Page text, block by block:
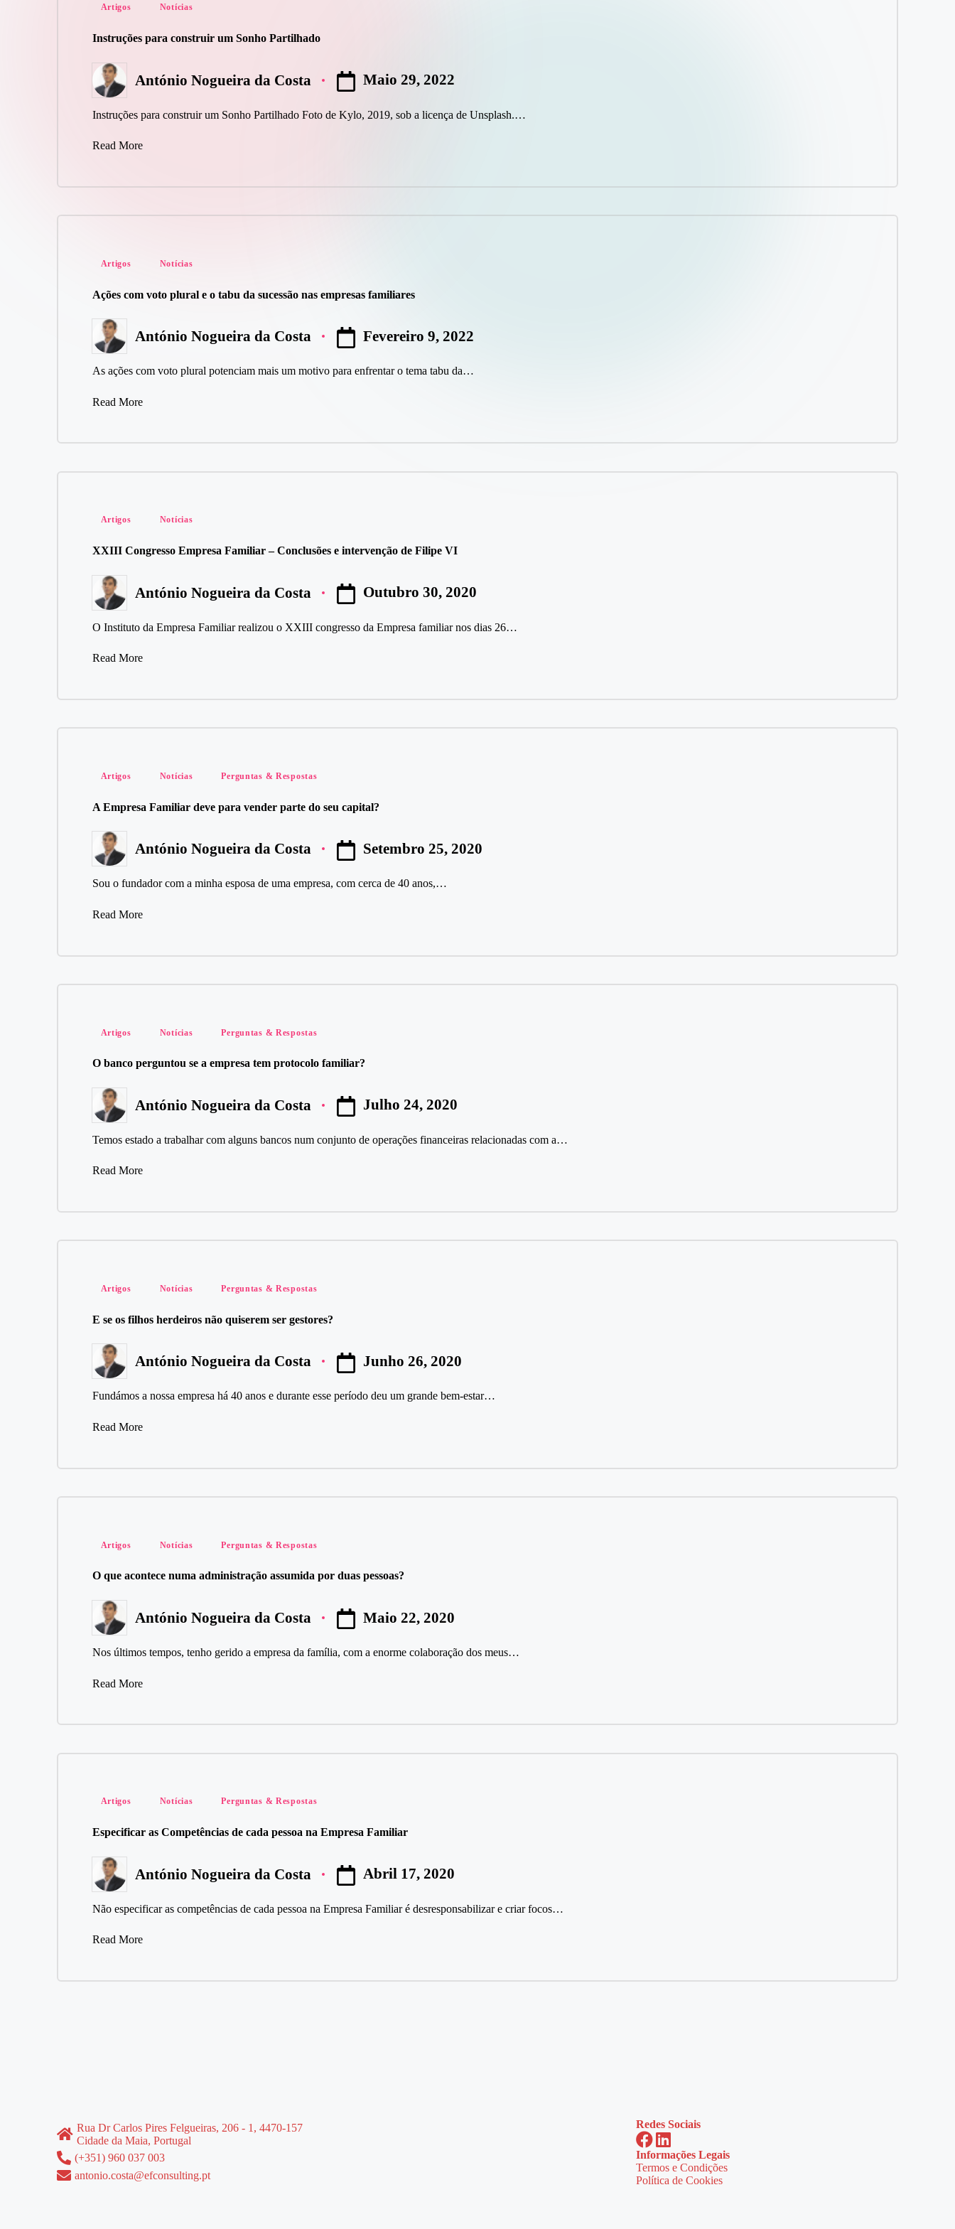
Artigos Notícias
Instruções para construir um Sonho Partilhado
Posted
by
António Nogueira da Costa Maio 29, 2022
Instruções para construir um Sonho Partilhado Foto de Kylo, 2019, sob a licença de Unsplash.…
Read More
Posted
Artigos Notícias
Ações com voto plural e o tabu da sucessão nas empresas familiares
Posted
António Nogueira da Costa Fevereiro 9, 2022
As ações com voto plural potenciam mais um motivo para enfrentar o tema tabu da…
Read More
Posted
Artigos Notícias
XXIII Congresso Empresa Familiar – Conclusões e intervenção de Filipe VI
Posted
by
António Nogueira da Costa Outubro 30, 2020
O Instituto da Empresa Familiar realizou o XXIII congresso da Empresa familiar nos dias 26…
Read More
Posted
Artigos Notícias Perguntas & Respostas
A Empresa Familiar deve para vender parte do seu capital?
Posted
António Nogueira da Costa Setembro 25, 2020
Sou o fundador com a minha esposa de uma empresa, com cerca de 40 anos,…
Read More
Posted
Artigos Notícias Perguntas & Respostas
O banco perguntou se a empresa tem protocolo familiar?
Posted
by
António Nogueira da Costa Julho 24, 2020
Temos estado a trabalhar com alguns bancos num conjunto de operações financeiras relacionadas com a…
Read More
Posted
Artigos Notícias Perguntas & Respostas
E se os filhos herdeiros não quiserem ser gestores?
Posted
António Nogueira da Costa Junho 26, 2020
Fundámos a nossa empresa há 40 anos e durante esse período deu um grande bem-estar…
Read More
Posted
Artigos Notícias Perguntas & Respostas
O que acontece numa administração assumida por duas pessoas?
Posted
António Nogueira da Costa Maio 22, 2020
Nos últimos tempos, tenho gerido a empresa da família, com a enorme colaboração dos meus…
Read More
Posted
Artigos Notícias Perguntas & Respostas
Especificar as Competências de cada pessoa na Empresa Familiar
Posted
by
António Nogueira da Costa Abril 17, 2020
Não especificar as competências de cada pessoa na Empresa Familiar é desresponsabilizar e criar focos…
Read More
Rua Dr Carlos Pires Felgueiras, 206 - 1, 4470-157
Cidade da Maia, Portugal
(+351) 960 037 003
antonio.costa@efconsulting.pt
Redes Sociais
Informações Legais
Termos e Condições
Política de Cookies